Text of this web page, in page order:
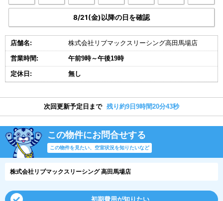
8/21(金)以降の日を確認
店舗名: 株式会社リブマックスリーシング高田馬場店
営業時間: 午前9時～午後19時
定休日: 無し
次回更新予定日まで 残り約9日9時間20分42秒
この物件にお問合せする
この物件を見たい、空室状況を知りたいなど
株式会社リブマックスリーシング 高田馬場店
初期費用が知りたい